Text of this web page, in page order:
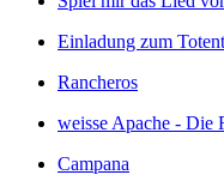
Einladung zum
Rancheros
weisse Apache - Die
Campana